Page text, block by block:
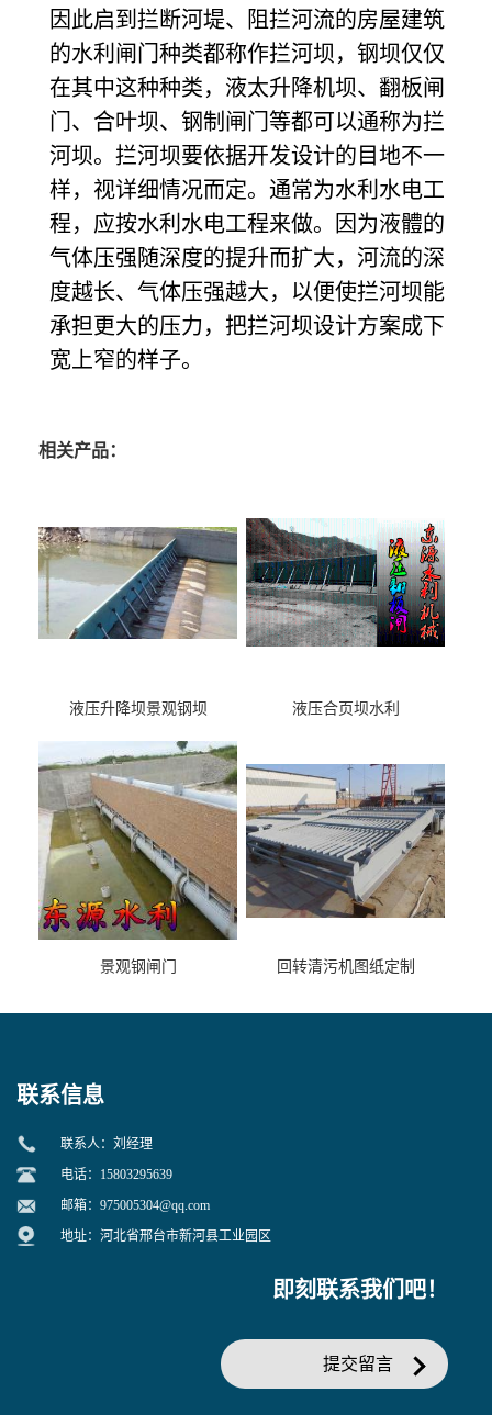
因此启到拦断河堤、阻拦河流的房屋建筑
的水利闸门种类都称作拦河坝，钢坝仅仅
在其中这种种类，液太升降机坝、翻板闸
门、合叶坝、钢制闸门等都可以通称为拦
河坝。拦河坝要依据开发设计的目地不一
样，视详细情况而定。通常为水利水电工
程，应按水利水电工程来做。因为液體的
气体压强随深度的提升而扩大，河流的深
度越长、气体压强越大，以便使拦河坝能
承担更大的压力，把拦河坝设计方案成下
宽上窄的样子。
相关产品：
液压升降坝景观钢坝 液压合页坝水利
景观钢闸门 回转清污机图纸定制
联系信息
联系人：刘经理
电话：15803295639
邮箱： 975005304@qq.com
地址：河北省邢台市新河县工业园区
即刻联系我们吧！
提交留言